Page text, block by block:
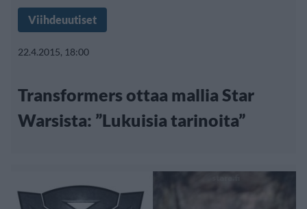
Viihdeuutiset
22.4.2015, 18:00
Transformers ottaa mallia Star
Warsista: ”Lukuisia tarinoita”